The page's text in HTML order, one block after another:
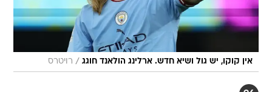
אין קוקו, יש גול ושיא חדש. ארלינג הולאנד חוגג / רויטרס